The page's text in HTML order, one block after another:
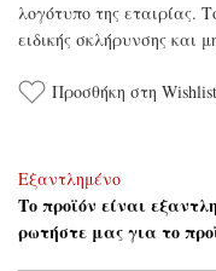
λογότυπο της εταιρίας.
ειδικής σκλήρυνσης και
Προσθήκη στη Wishlist
Εξαντλημένο
Το προϊόν είναι
ρωτήστε μας για το